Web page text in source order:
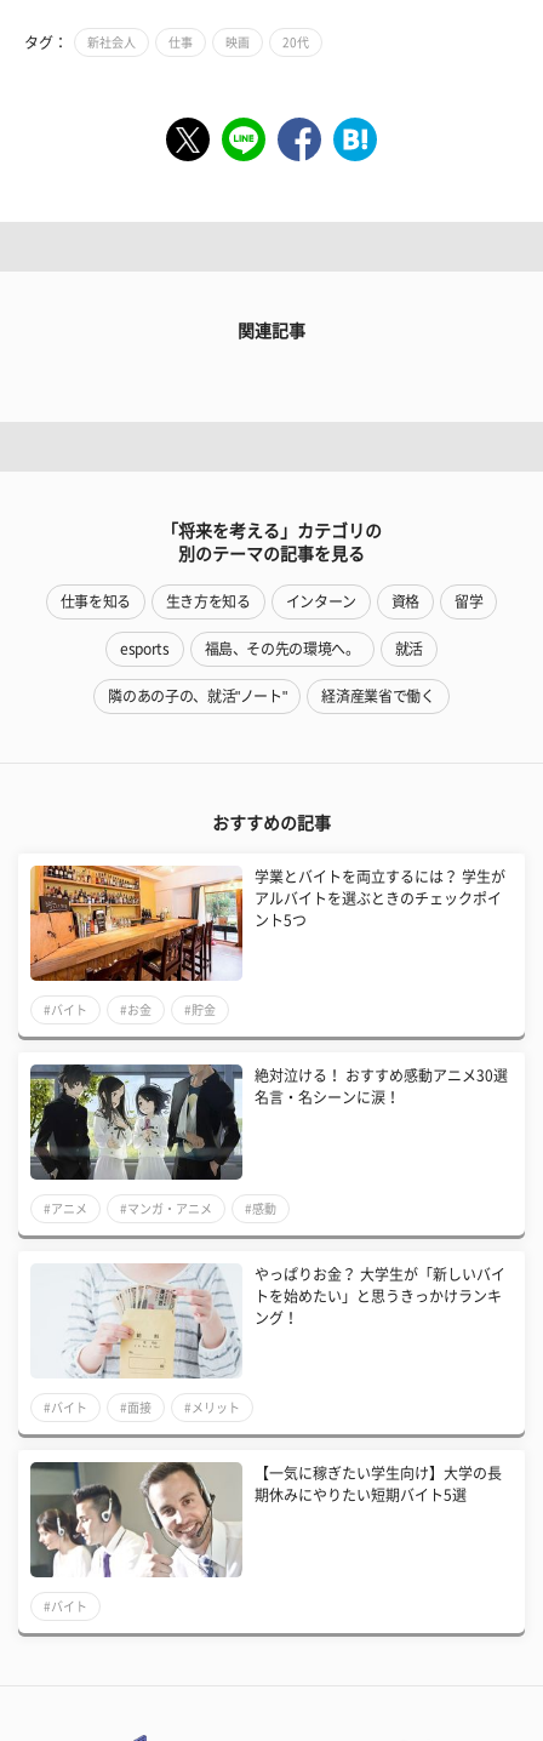
タグ： 新社会人 仕事 映画 20代
関連記事
「将来を考える」カテゴリの
別のテーマの記事を見る
仕事を知る 生き方を知る インターン 資格 留学
esports 福島、その先の環境へ。 就活
隣のあの子の、就活"ノート" 経済産業省で働く
おすすめの記事
学業とバイトを両立するには？ 学生が
アルバイトを選ぶときのチェックポイ
ント5つ
#バイト #お金 #貯金
絶対泣ける！ おすすめ感動アニメ30選
名言・名シーンに涙！
#アニメ #マンガ・アニメ #感動
やっぱりお金？ 大学生が「新しいバイ
トを始めたい」と思うきっかけランキ
ング！
#バイト #面接 #メリット
【一気に稼ぎたい学生向け】大学の長
期休みにやりたい短期バイト5選
#バイト